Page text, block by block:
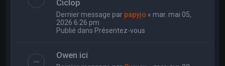
Ciclop
Dernier message par papyjo « mar. mai 05,
2026 6:26 pm
Publié dans Présentez-vous
Owen ici